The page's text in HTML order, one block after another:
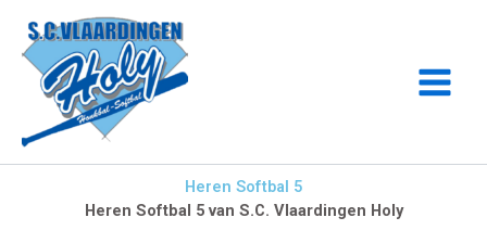
naar
inhoud
Heren Softbal 5
Heren Softbal 5 van S.C. Vlaardingen Holy